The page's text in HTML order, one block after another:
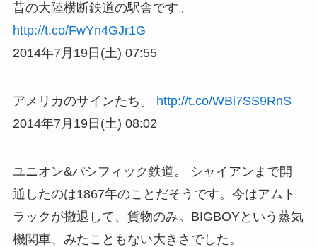
昔の大陸横断鉄道の駅舎です。
http://t.co/FwYn4GJr1G
2014年7月19日(土) 07:55
アメリカのサインたち。
http://t.co/WBi7SS9RnS
2014年7月19日(土) 08:02
ユニオン&パシフィック鉄道。 シャイアンまで開
通したのは1867年のことだそうです。今はアムト
ラックが撤退して、貨物のみ。BIGBOYという蒸気
機関車、みたこともない大きさでした。